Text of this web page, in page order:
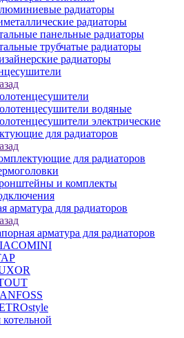
радиаторы
радиаторы
панельные радиаторы
трубчатые радиаторы
радиаторы
водяные
электрические
для радиаторов
для радиаторов
и комплекты
арматура для радиаторов
арматура для радиаторов